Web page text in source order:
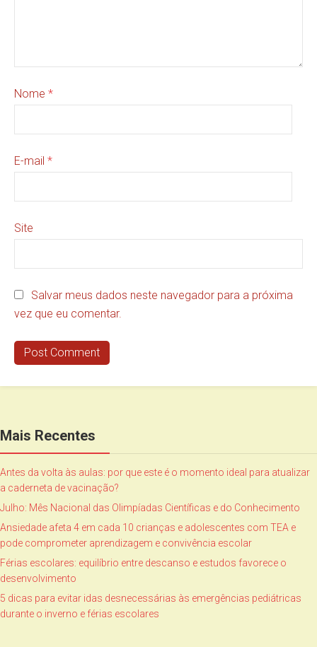
Nome *
E-mail *
Site
Salvar meus dados neste navegador para a próxima
vez que eu comentar.
Mais Recentes
Antes da volta às aulas: por que este é o momento ideal para atualizar
a caderneta de vacinação?
Julho: Mês Nacional das Olimpíadas Científicas e do Conhecimento
Ansiedade afeta 4 em cada 10 crianças e adolescentes com TEA e
pode comprometer aprendizagem e convivência escolar
Férias escolares: equilíbrio entre descanso e estudos favorece o
desenvolvimento
5 dicas para evitar idas desnecessárias às emergências pediátricas
durante o inverno e férias escolares